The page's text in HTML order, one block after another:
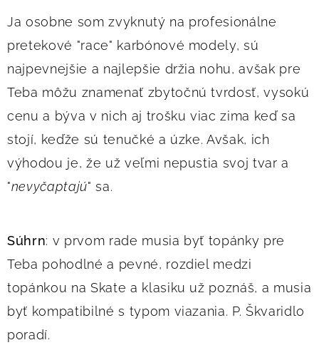
Ja osobne som zvyknutý na profesionálne
pretekové "race" karbónové modely, sú
najpevnejšie a najlepšie držia nohu, avšak pre
Teba môžu znamenať zbytočnú tvrdosť, vysokú
cenu a býva v nich aj trošku viac zima keď sa
stojí, keďže sú tenučké a úzke. Avšak, ich
výhodou je, že už veľmi nepustia svoj tvar a
"nevyčaptajú" sa.
Súhrn: v prvom rade musia byť topánky pre
Teba pohodlné a pevné, rozdiel medzi
topánkou na Skate a klasiku už poznáš, a musia
byť kompatibilné s typom viazania. P. Škvaridlo
poradí.